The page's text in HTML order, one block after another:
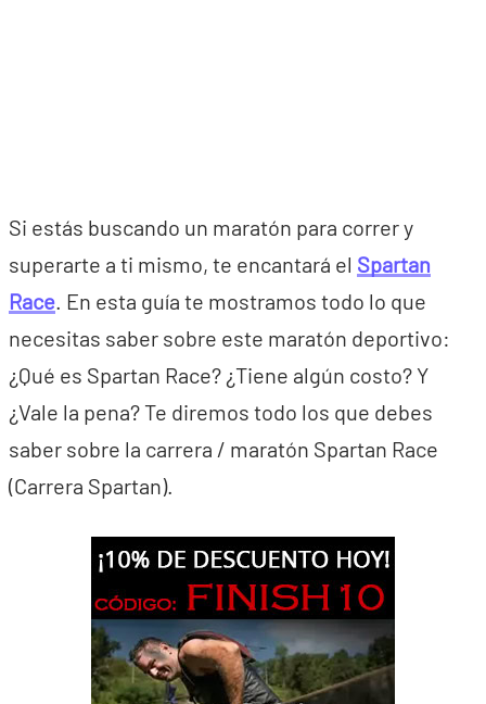
Si estás buscando un maratón para correr y
superarte a ti mismo, te encantará el Spartan
Race. En esta guía te mostramos todo lo que
necesitas saber sobre este maratón deportivo:
¿Qué es Spartan Race? ¿Tiene algún costo? Y
¿Vale la pena? Te diremos todo los que debes
saber sobre la carrera / maratón Spartan Race
(Carrera Spartan).